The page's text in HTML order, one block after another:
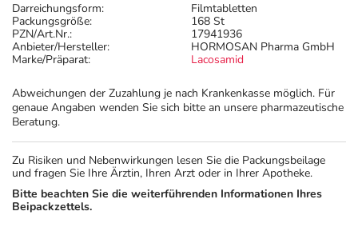
Darreichungsform:
Filmtabletten
Packungsgröße:
168 St
PZN/Art.Nr.:
17941936
Anbieter/Hersteller:
HORMOSAN Pharma GmbH
Marke/Präparat:
Lacosamid
Abweichungen der Zuzahlung je nach Krankenkasse möglich. Für
genaue Angaben wenden Sie sich bitte an unsere pharmazeutische
Beratung.
Zu Risiken und Nebenwirkungen lesen Sie die Packungsbeilage
und fragen Sie Ihre Ärztin, Ihren Arzt oder in Ihrer Apotheke.
Bitte beachten Sie die weiterführenden Informationen Ihres
Beipackzettels.